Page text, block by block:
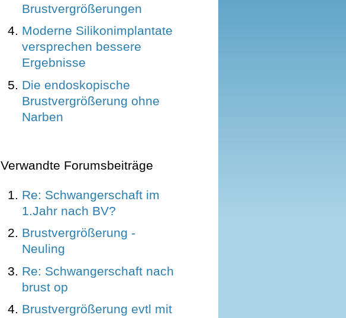
Brustvergrößerungen
Moderne Silikonimplantate
versprechen bessere
Ergebnisse
Die endoskopische
Brustvergrößerung ohne
Narben
Verwandte Forumsbeiträge
Re: Schwangerschaft im
1.Jahr nach BV?
Brustvergrößerung -
Neuling
Re: Schwangerschaft nach
brust op
Brustvergrößerung evtl mit